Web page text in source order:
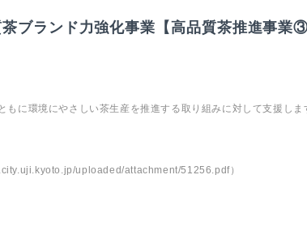
ブランド力強化事業【高品質茶推進事業③
に環境にやさしい茶生産を推進する取り組みに対して支援しま
uploaded/attachment/51256.pdf）